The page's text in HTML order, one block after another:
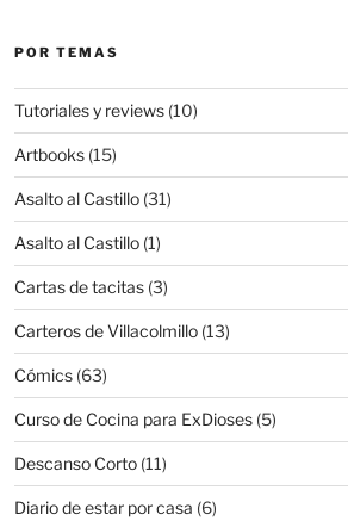
POR TEMAS
Tutoriales y reviews(10)
Artbooks(15)
Asalto al Castillo(31)
Asalto al Castillo(1)
Cartas de tacitas(3)
Carteros de Villacolmillo(13)
Cómics(63)
Curso de Cocina para ExDioses(5)
Descanso Corto(11)
Diario de estar por casa (6)